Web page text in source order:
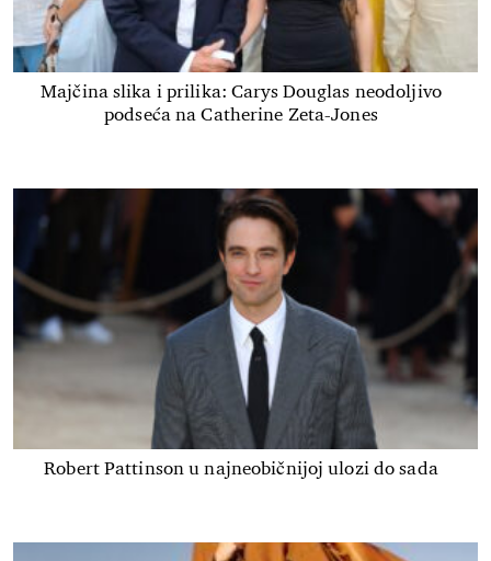
Majčina slika i prilika: Carys Douglas neodoljivo
podseća na Catherine Zeta-Jones
Robert Pattinson u najneobičnijoj ulozi do sada